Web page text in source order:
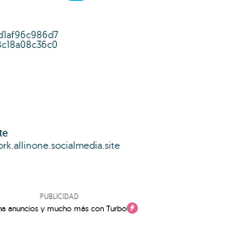
PUBLICIDAD
anuncios y mucho más con Turbo